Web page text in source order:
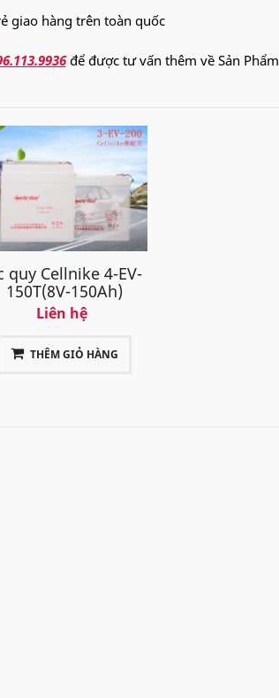
giao hàng trên toàn quốc
để được tư vấn thêm về Sản Phẩm
quy Cellnike 4-EV-
150T(8V-150Ah)
Liên hệ
THÊM GIỎ HÀNG